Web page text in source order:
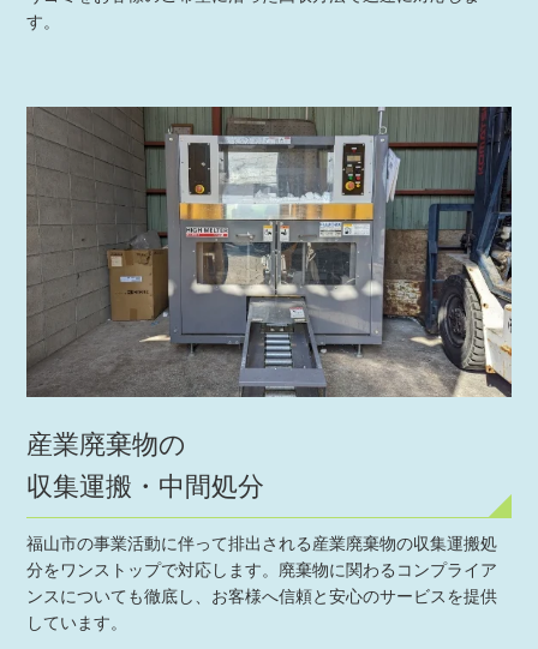
す。
産業廃棄物の
収集運搬・中間処分
福山市の事業活動に伴って排出される産業廃棄物の収集運搬処
分をワンストップで対応します。廃棄物に関わるコンプライア
ンスについても徹底し、お客様へ信頼と安心のサービスを提供
しています。